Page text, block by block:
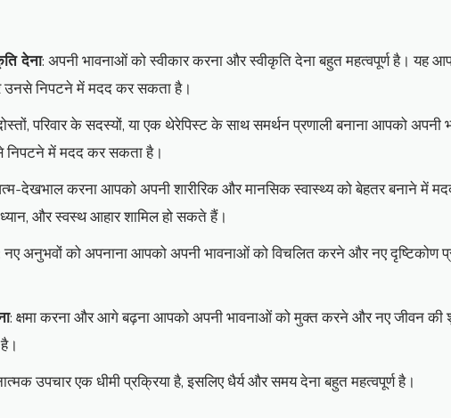
देना: अपनी भावनाओं को स्वीकार करना और स्वीकृति देना बहुत महत्वपूर्ण है। यह
निपटने में मदद कर सकता है।
परिवार के सदस्यों, या एक थेरेपिस्ट के साथ समर्थन प्रणाली बनाना आपको अपनी
में मदद कर सकता है।
देखभाल करना आपको अपनी शारीरिक और मानसिक स्वास्थ्य को बेहतर बनाने में
और स्वस्थ आहार शामिल हो सकते हैं।
नए अनुभवों को अपनाना आपको अपनी भावनाओं को विचलित करने और नए दृष्टिकोण
: क्षमा करना और आगे बढ़ना आपको अपनी भावनाओं को मुक्त करने और नए जीवन
उपचार एक धीमी प्रक्रिया है, इसलिए धैर्य और समय देना बहुत महत्वपूर्ण है।